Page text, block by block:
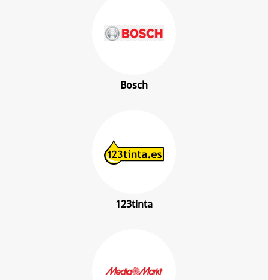
Bosch
123tinta